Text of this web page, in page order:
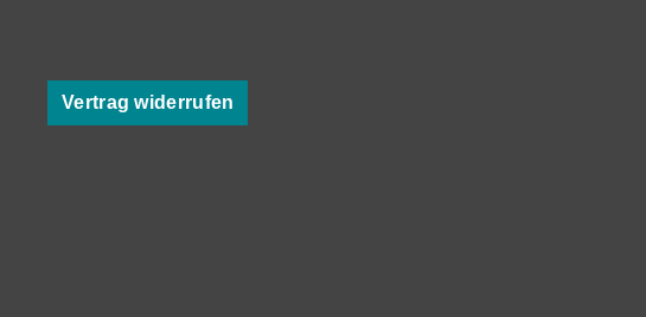
Vertrag widerrufen